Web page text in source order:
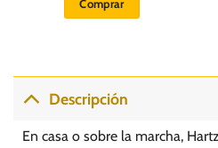
Comprar
Descripción
En casa o sobre la marcha,